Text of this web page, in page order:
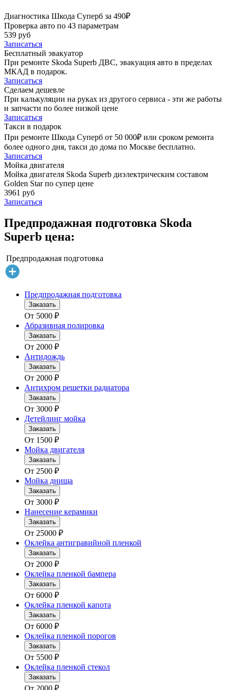
Диагностика Шкода Суперб за 490₽
Проверка авто по 43 параметрам
539 руб
Записаться
Бесплатный эвакуатор
При ремонте Skoda Superb ДВС, эвакуация авто в пределах
МКАД в подарок.
Записаться
Сделаем дешевле
При калькуляции на руках из другого сервиса - эти же работы
и запчасти по более низкой цене
Записаться
Такси в подарок
При ремонте Шкода Суперб от 50 000₽ или сроком ремонта
более одного дня, такси до дома по Москве бесплатно.
Записаться
Мойка двигателя
Мойка двигателя Skoda Superb диэлектрическим составом
Golden Star по супер цене
3961 руб
Записаться
Предпродажная подготовка Skoda
Superb цена:
Предпродажная подготовка
Предпродажная подготовка
Заказать
От 5000 ₽
Абразивная полировка
Заказать
От 2000 ₽
Антидождь
Заказать
От 2000 ₽
Антихром решетки радиатора
Заказать
От 3000 ₽
Детейлинг мойка
Заказать
От 1500 ₽
Мойка двигателя
Заказать
От 2500 ₽
Мойка днища
Заказать
От 3000 ₽
Нанесение керамики
Заказать
От 25000 ₽
Оклейка антигравийной пленкой
Заказать
От 2000 ₽
Оклейка пленкой бампера
Заказать
От 6000 ₽
Оклейка пленкой капота
Заказать
От 6000 ₽
Оклейка пленкой порогов
Заказать
От 5500 ₽
Оклейка пленкой стекол
Заказать